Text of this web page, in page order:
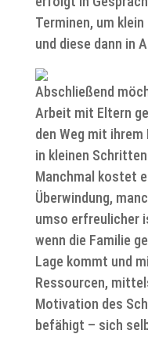
Terminen, um
und diese dann in
Abschließend
Arbeit mit Eltern
den Weg mit ihrem
in kleinen
Manchmal kostet
Überwindung,
umso erfreulicher
wenn die Familie
Lage kommt und
Ressourcen,
Motivation des
befähigt – sich